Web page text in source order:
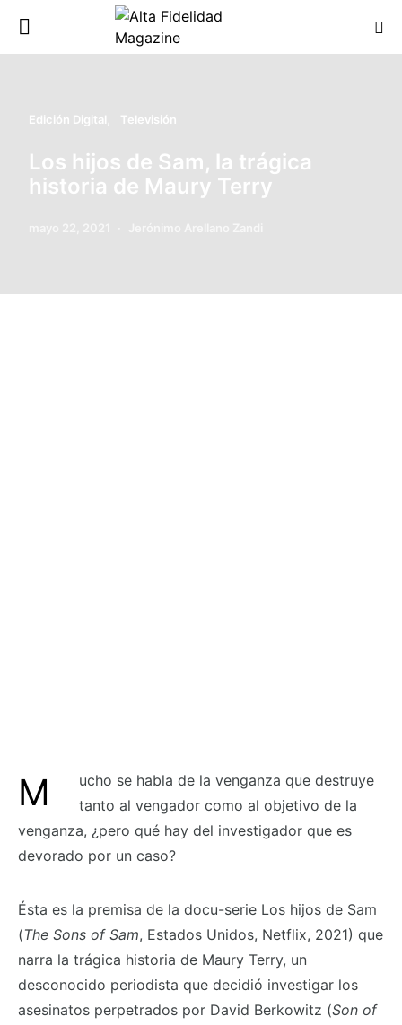
Edición Digital Televisión
Los hijos de Sam, la trágica
historia de Maury Terry
Mucho se habla de la venganza que destruye
tanto al vengador como al objetivo de la
venganza, ¿pero qué hay del investigador que es
devorado por un caso?
Ésta es la premisa de la docu-serie Los hijos de Sam
(The Sons of Sam, Estados Unidos, Netflix, 2021) que
narra la trágica historia de Maury Terry, un
desconocido periodista que decidió investigar los
asesinatos perpetrados por David Berkowitz (Son of